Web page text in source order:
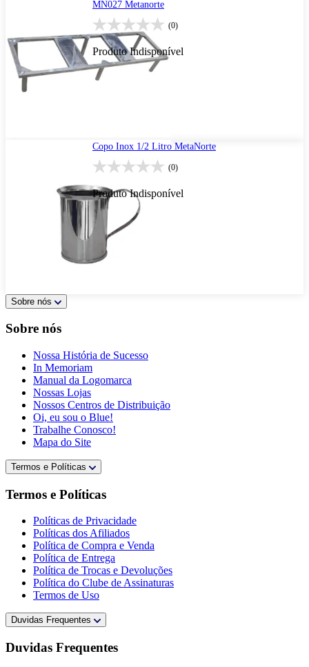
MN027 Metanorte
(0)
Produto Indisponível
Copo Inox 1/2 Litro MetaNorte
(0)
Produto Indisponível
Sobre nós
Sobre nós
Nossa História de Sucesso
In Memoriam
Manual da Logomarca
Nossas Lojas
Nossos Centros de Distribuição
Oi, eu sou o Blue!
Trabalhe Conosco!
Mapa do Site
Termos e Políticas
Termos e Políticas
Políticas de Privacidade
Políticas dos Afiliados
Política de Compra e Venda
Política de Entrega
Política de Trocas e Devoluções
Política do Clube de Assinaturas
Termos de Uso
Duvidas Frequentes
Duvidas Frequentes